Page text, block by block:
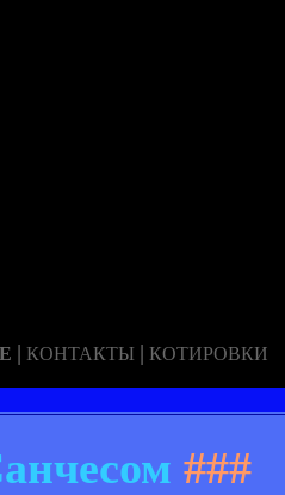
| КОНТАКТЫ | КОТИРОВКИ
###